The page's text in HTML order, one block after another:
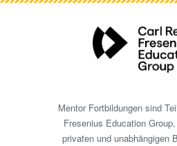
Mentor Fortbildungen sind
Fresenius Education
privaten und unabhängigen